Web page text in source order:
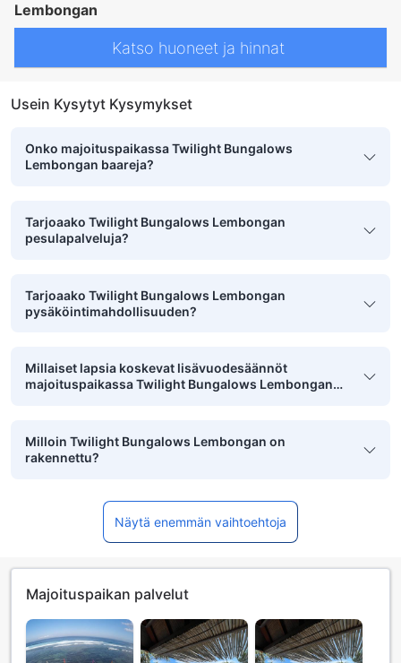
Lembongan
Katso huoneet ja hinnat
Usein Kysytyt Kysymykset
Onko majoituspaikassa Twilight Bungalows
Lembongan baareja?
Tarjoaako Twilight Bungalows Lembongan
pesulapalveluja?
Tarjoaako Twilight Bungalows Lembongan
pysäköintimahdollisuuden?
Millaiset lapsia koskevat lisävuodesäännöt
majoituspaikassa Twilight Bungalows Lembongan
Milloin Twilight Bungalows Lembongan on
rakennettu?
Näytä enemmän vaihtoehtoja
Majoituspaikan palvelut